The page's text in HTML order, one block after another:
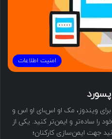
امنیت اطلاعات
برای ویندوز، مک او اس،‌ای او اس و
را ساده‌تر و ایمن‌تر کنید. یکی از
جهت ایمن‌سازی کارکنان؛